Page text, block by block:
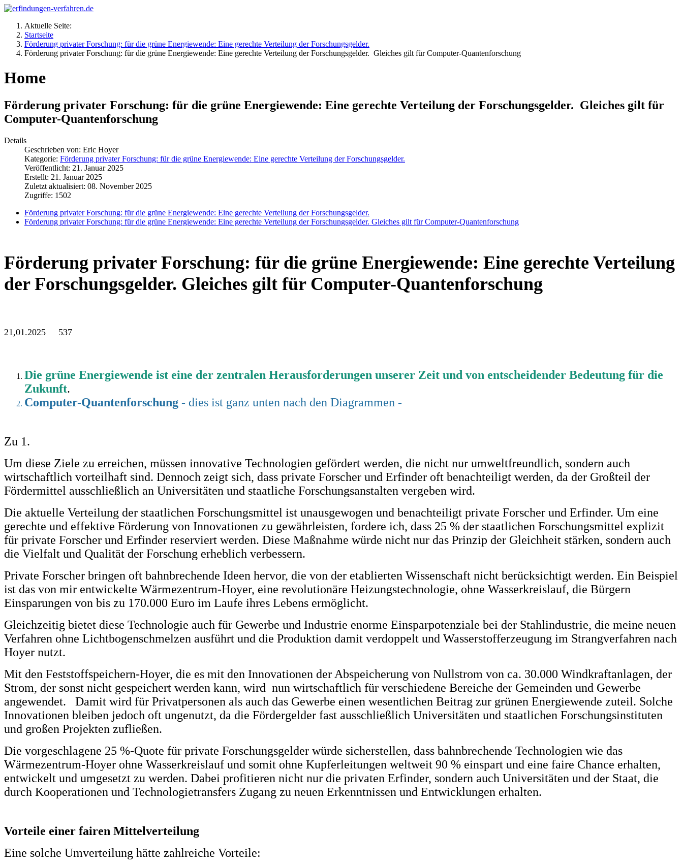
Aktuelle Seite:
Startseite
Förderung privater Forschung: für die grüne Energiewende: Eine gerechte Verteilung der Forschungsgelder.
Förderung privater Forschung: für die grüne Energiewende: Eine gerechte Verteilung der Forschungsgelder. Gleiches gilt für Computer-Quantenforschung
Home
Förderung privater Forschung: für die grüne Energiewende: Eine gerechte Verteilung der Forschungsgelder. Gleiches gilt für
Computer-Quantenforschung
Details
Geschrieben von: Eric Hoyer
Kategorie: Förderung privater Forschung: für die grüne Energiewende: Eine gerechte Verteilung der Forschungsgelder.
Veröffentlicht: 21. Januar 2025
Erstellt: 21. Januar 2025
Zuletzt aktualisiert: 08. November 2025
Zugriffe: 1502
Förderung privater Forschung: für die grüne Energiewende: Eine gerechte Verteilung der Forschungsgelder.
Förderung privater Forschung: für die grüne Energiewende: Eine gerechte Verteilung der Forschungsgelder. Gleiches gilt für Computer-Quantenforschung
Förderung privater Forschung: für die grüne Energiewende: Eine gerechte Verteilung
der Forschungsgelder. Gleiches gilt für Computer-Quantenforschung
21,01.2025 537
Die grüne Energiewende ist eine der zentralen Herausforderungen unserer Zeit und von entscheidender Bedeutung für die
Zukunft.
Computer-Quantenforschung - dies ist ganz unten nach den Diagrammen -
Zu 1.
Um diese Ziele zu erreichen, müssen innovative Technologien gefördert werden, die nicht nur umweltfreundlich, sondern auch
wirtschaftlich vorteilhaft sind. Dennoch zeigt sich, dass private Forscher und Erfinder oft benachteiligt werden, da der Großteil der
Fördermittel ausschließlich an Universitäten und staatliche Forschungsanstalten vergeben wird.
Die aktuelle Verteilung der staatlichen Forschungsmittel ist unausgewogen und benachteiligt private Forscher und Erfinder. Um eine
gerechte und effektive Förderung von Innovationen zu gewährleisten, fordere ich, dass 25 % der staatlichen Forschungsmittel explizit
für private Forscher und Erfinder reserviert werden. Diese Maßnahme würde nicht nur das Prinzip der Gleichheit stärken, sondern auch
die Vielfalt und Qualität der Forschung erheblich verbessern.
Private Forscher bringen oft bahnbrechende Ideen hervor, die von der etablierten Wissenschaft nicht berücksichtigt werden. Ein Beispiel
ist das von mir entwickelte Wärmezentrum-Hoyer, eine revolutionäre Heizungstechnologie, ohne Wasserkreislauf, die Bürgern
Einsparungen von bis zu 170.000 Euro im Laufe ihres Lebens ermöglicht.
Gleichzeitig bietet diese Technologie auch für Gewerbe und Industrie enorme Einsparpotenziale bei der Stahlindustrie, die meine neuen
Verfahren ohne Lichtbogenschmelzen ausführt und die Produktion damit verdoppelt und Wasserstofferzeugung im Strangverfahren nach
Hoyer nutzt.
Mit den Feststoffspeichern-Hoyer, die es mit den Innovationen der Abspeicherung von Nullstrom von ca. 30.000 Windkraftanlagen, der
Strom, der sonst nicht gespeichert werden kann, wird nun wirtschaftlich für verschiedene Bereiche der Gemeinden und Gewerbe
angewendet. Damit wird für Privatpersonen als auch das Gewerbe einen wesentlichen Beitrag zur grünen Energiewende zuteil. Solche
Innovationen bleiben jedoch oft ungenutzt, da die Fördergelder fast ausschließlich Universitäten und staatlichen Forschungsinstituten
und großen Projekten zufließen.
Die vorgeschlagene 25 %-Quote für private Forschungsgelder würde sicherstellen, dass bahnbrechende Technologien wie das
Wärmezentrum-Hoyer ohne Wasserkreislauf und somit ohne Kupferleitungen weltweit 90 % einspart und eine faire Chance erhalten,
entwickelt und umgesetzt zu werden. Dabei profitieren nicht nur die privaten Erfinder, sondern auch Universitäten und der Staat, die
durch Kooperationen und Technologietransfers Zugang zu neuen Erkenntnissen und Entwicklungen erhalten.
Vorteile einer fairen Mittelverteilung
Eine solche Umverteilung hätte zahlreiche Vorteile: